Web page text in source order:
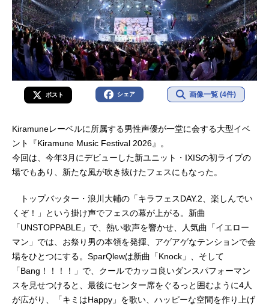
ポスト シェア 画像一覧 (4件)
Kiramuneレーベルに所属する男性声優が一堂に会する大型イベ
ント『Kiramune Music Festival 2026』。
今回は、今年3月にデビューした新ユニット・IXISの初ライブの
場でもあり、新たな風が吹き抜けたフェスにもなった。
トップバッター・浪川大輔の「キラフェスDAY.2、楽しんでい
くぞ！」という掛け声でフェスの幕が上がる。新曲
「UNSTOPPABLE」で、熱い歌声を響かせ、人気曲「イエロー
マン」では、お祭り男の本領を発揮、アゲアゲなテンションで会
場をひとつにする。SparQlewは新曲「Knock」、そして
「Bang！！！！」で、クールでカッコ良いダンスパフォーマン
スを見せつけると、最後にセンター席をぐるっと囲むように4人
が広がり、「キミはHappy」を歌い、ハッピーな空間を作り上げ